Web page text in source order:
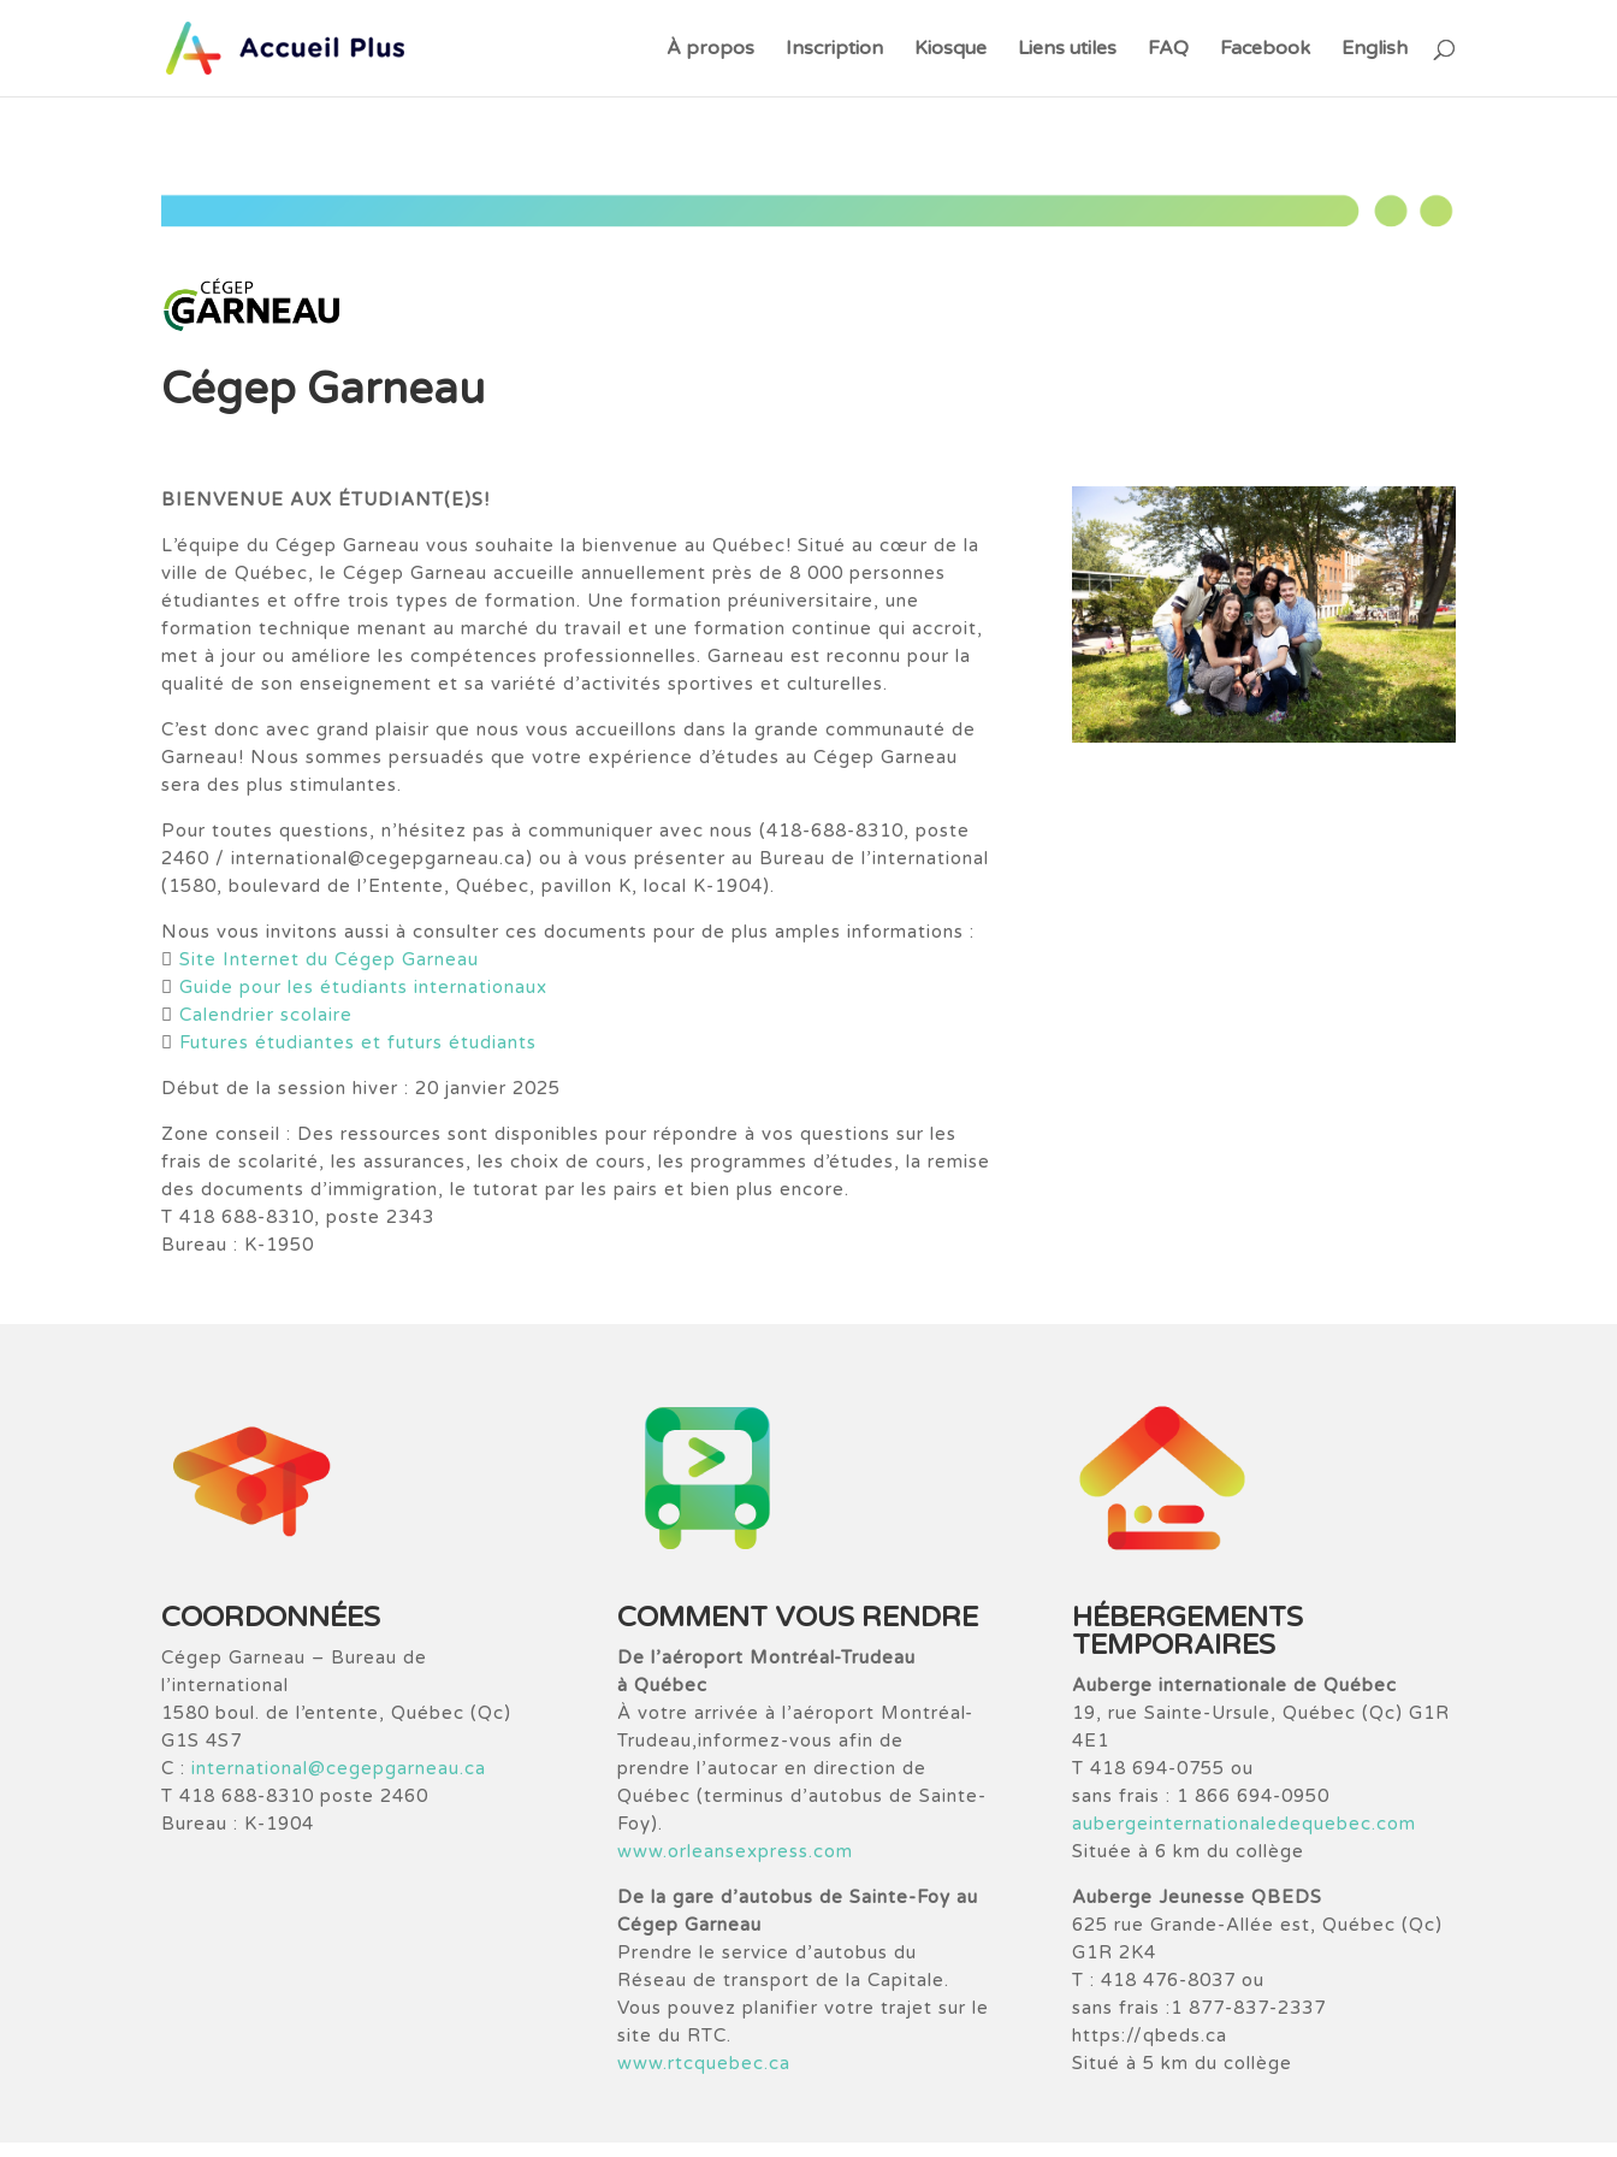
À propos Inscription Kiosque Liens utiles FAQ Facebook English
Cégep Garneau
BIENVENUE AUX ÉTUDIANT(E)S!
L’équipe du Cégep Garneau vous souhaite la bienvenue au Québec! Situé au cœur de la
ville de Québec, le Cégep Garneau accueille annuellement près de 8 000 personnes
étudiantes et offre trois types de formation. Une formation préuniversitaire, une
formation technique menant au marché du travail et une formation continue qui accroit,
met à jour ou améliore les compétences professionnelles. Garneau est reconnu pour la
qualité de son enseignement et sa variété d’activités sportives et culturelles.
C’est donc avec grand plaisir que nous vous accueillons dans la grande communauté de
Garneau! Nous sommes persuadés que votre expérience d’études au Cégep Garneau
sera des plus stimulantes.
Pour toutes questions, n’hésitez pas à communiquer avec nous (418-688-8310, poste
2460 / international@cegepgarneau.ca) ou à vous présenter au Bureau de l’international
(1580, boulevard de l’Entente, Québec, pavillon K, local K-1904).
Nous vous invitons aussi à consulter ces documents pour de plus amples informations :
Site Internet du Cégep Garneau
Guide pour les étudiants internationaux
Calendrier scolaire
 Futures étudiantes et futurs étudiants
Début de la session hiver : 20 janvier 2025
Zone conseil : Des ressources sont disponibles pour répondre à vos questions sur les
frais de scolarité, les assurances, les choix de cours, les programmes d’études, la remise
des documents d’immigration, le tutorat par les pairs et bien plus encore.
T 418 688-8310, poste 2343
Bureau : K-1950
COORDONNÉES
Cégep Garneau – Bureau de
l’international
1580 boul. de l’entente, Québec (Qc)
G1S 4S7
C :international@cegepgarneau.ca
T 418 688-8310 poste 2460
Bureau : K-1904
COMMENT VOUS RENDRE
De l’aéroport Montréal-Trudeau
à Québec
À votre arrivée à l’aéroport Montréal-
Trudeau,informez-vous afin de
prendre l’autocar en direction de
Québec (terminus d’autobus de Sainte-
Foy).
www.orleansexpress.com
De la gare d’autobus de Sainte-Foy au
Cégep Garneau
Prendre le service d’autobus du
Réseau de transport de la Capitale.
Vous pouvez planifier votre trajet sur le
site du RTC.
www.rtcquebec.ca
HÉBERGEMENTS
TEMPORAIRES
Auberge internationale de Québec
19, rue Sainte-Ursule, Québec (Qc) G1R
4E1
T 418 694-0755 ou
sans frais : 1 866 694-0950
aubergeinternationaledequebec.com
Située à 6 km du collège
Auberge Jeunesse QBEDS
625 rue Grande-Allée est, Québec (Qc)
G1R 2K4
T : 418 476-8037 ou
sans frais :1 877-837-2337
https://qbeds.ca
Situé à 5 km du collège